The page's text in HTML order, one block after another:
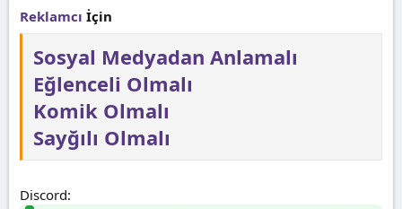
Reklamcı İçin
Sosyal Medyadan Anlamalı
Eğlenceli Olmalı
Komik Olmalı
Sayğılı Olmalı
Discord: